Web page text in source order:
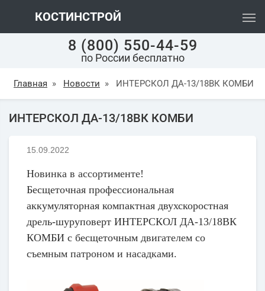
КОСТИНСТРОЙ
8 (800) 550-44-59
по России бесплатно
Главная » Новости » ИНТЕРСКОЛ ДА-13/18ВК КОМБИ
ИНТЕРСКОЛ ДА-13/18ВК КОМБИ
15.09.2022
Новинка в ассортименте!
Бесщеточная профессиональная
аккумуляторная компактная двухскоростная
дрель-шуруповерт ИНТЕРСКОЛ ДА-13/18ВК
КОМБИ с бесщеточным двигателем со
съемным патроном и насадками.